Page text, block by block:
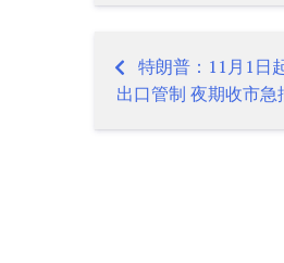
Post
特朗普：11月1日
出口管制 夜期收市急